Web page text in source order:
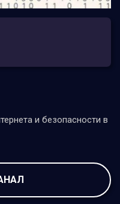
и безопасности в